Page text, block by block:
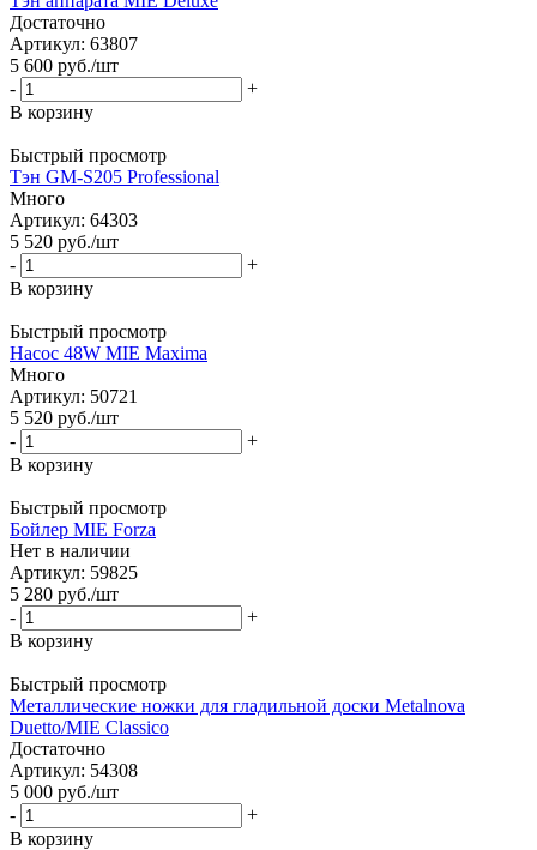
Достаточно
Артикул: 63807
5 600 руб./шт
-
+
В корзину
Быстрый просмотр
Тэн GM-S205 Professional
Много
Артикул: 64303
5 520 руб./шт
-
+
В корзину
Быстрый просмотр
Насос 48W MIE Maxima
Много
Артикул: 50721
5 520 руб./шт
-
+
В корзину
Быстрый просмотр
Бойлер MIE Forza
Нет в наличии
Артикул: 59825
5 280 руб./шт
-
+
В корзину
Быстрый просмотр
Металлические ножки для гладильной доски Metalnova
Duetto/MIE Classico
Достаточно
Артикул: 54308
5 000 руб./шт
-
+
В корзину